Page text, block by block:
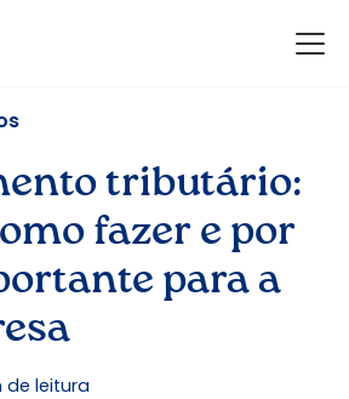
tributário:
fazer e por
para a
de leitura